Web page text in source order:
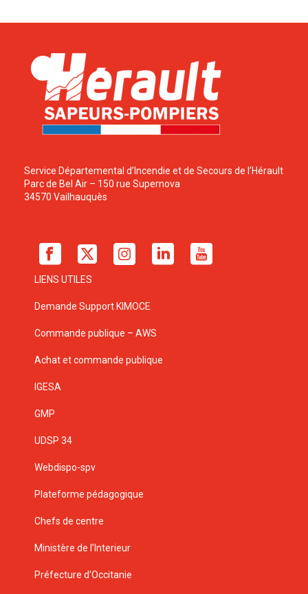
Service Départemental d’Incendie et de Secours de l’Hérault
Parc de Bel Air – 150 rue Supernova
34570 Vailhauquès
LIENS UTILES
Demande Support KIMOCE
Commande publique – AWS
Achat et commande publique
IGESA
GMP
UDSP 34
Webdispo-spv
Plateforme pédagogique
Chefs de centre
Ministère de l’Interieur
Préfecture d’Occitanie